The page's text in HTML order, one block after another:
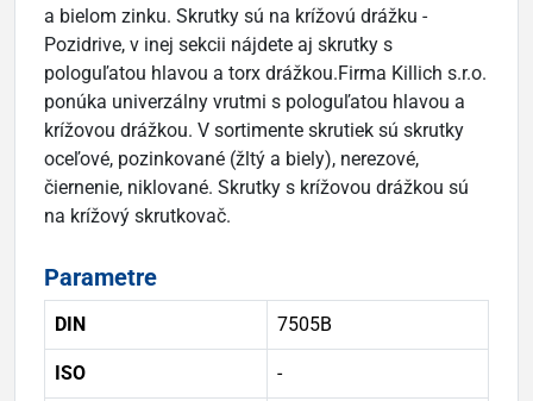
a bielom zinku. Skrutky sú na krížovú drážku -
Pozidrive, v inej sekcii nájdete aj skrutky s
pologuľatou hlavou a torx drážkou.Firma Killich s.r.o.
ponúka univerzálny vrutmi s pologuľatou hlavou a
krížovou drážkou. V sortimente skrutiek sú skrutky
oceľové, pozinkované (žltý a biely), nerezové,
čiernenie, niklované. Skrutky s krížovou drážkou sú
na krížový skrutkovač.
Parametre
DIN 7505B
ISO -